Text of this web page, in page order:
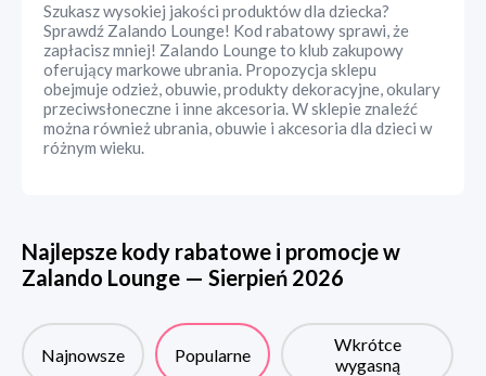
Szukasz wysokiej jakości produktów dla dziecka?
Sprawdź Zalando Lounge! Kod rabatowy sprawi, że
zapłacisz mniej! Zalando Lounge to klub zakupowy
oferujący markowe ubrania. Propozycja sklepu
obejmuje odzież, obuwie, produkty dekoracyjne, okulary
przeciwsłoneczne i inne akcesoria. W sklepie znaleźć
można również ubrania, obuwie i akcesoria dla dzieci w
różnym wieku.
Najlepsze kody rabatowe i promocje w
Zalando Lounge — Sierpień 2026
Najnowsze Popularne
Wkrótce
wygasną